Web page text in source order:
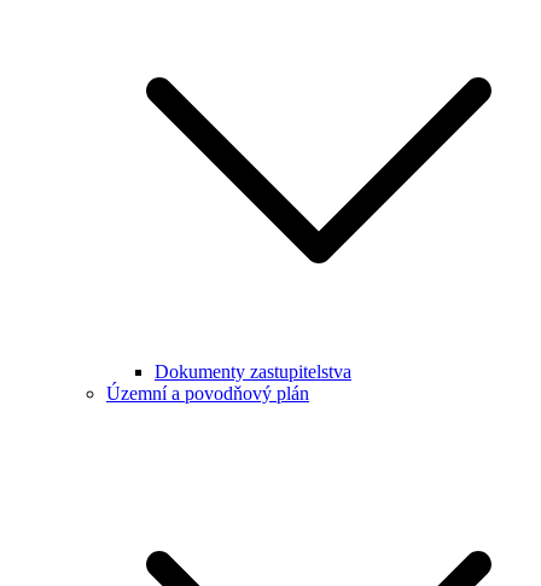
Dokumenty zastupitelstva
Územní a povodňový plán